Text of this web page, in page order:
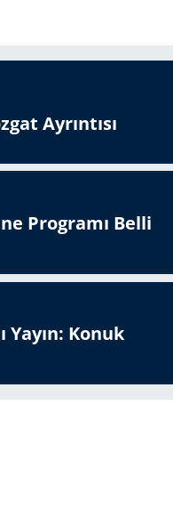
Ayrıntısı
Programı Belli
Yayın: Konuk